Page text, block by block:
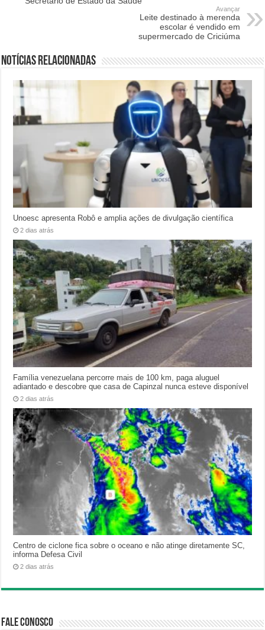
Avançar
Leite destinado à merenda
escolar é vendido em
supermercado de Criciúma
Notícias relacionadas
Unoesc apresenta Robô e amplia ações de divulgação científica
2 dias atrás
Família venezuelana percorre mais de 100 km, paga aluguel
adiantado e descobre que casa de Capinzal nunca esteve disponível
2 dias atrás
Centro de ciclone fica sobre o oceano e não atinge diretamente SC,
informa Defesa Civil
2 dias atrás
Fale Conosco